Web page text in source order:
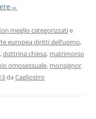
→
meglio categorizzatie
europea diritti dell’uomo,
,dottrina chiesa, matrimonio
omosessuale, monsignor
da Cagliostro